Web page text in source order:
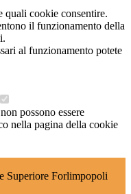
quali cookie consentire.
il funzionamento della
al funzionamento potete
possono essere
nella pagina della cookie
Superiore Forlimpopoli